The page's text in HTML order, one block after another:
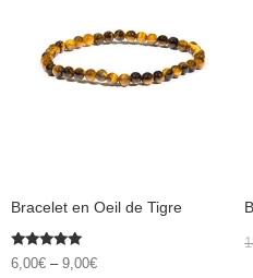
Bracelet en Oeil de Tigre
Rated
5.00
6,00€ – 9,00€
variants.
options
page